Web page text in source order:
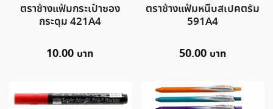
ตราช้างแฟ้มกระเป๋าซอง
กระดุม 421A4
10.00
ตราช้างแฟ้มหนีบสเปคตรัม
591A4
50.00